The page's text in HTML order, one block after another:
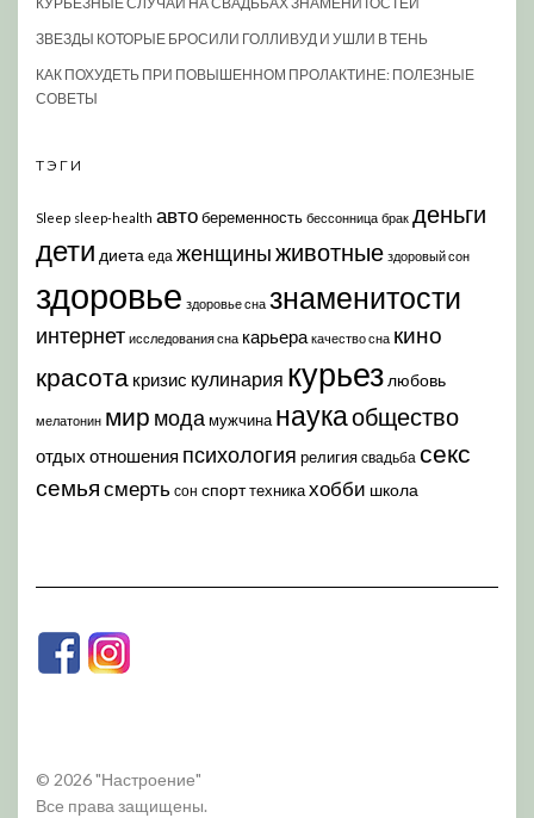
ЗВЕЗДЫ КОТОРЫЕ БРОСИЛИ ГОЛЛИВУД И УШЛИ В ТЕНЬ
КАК ПОХУДЕТЬ ПРИ ПОВЫШЕННОМ ПРОЛАКТИНЕ: ПОЛЕЗНЫЕ
СОВЕТЫ
ТЭГИ
Sleep sleep-health автобеременность бессонница брак деньги
дети диета еда женщиныживотные здоровый сон
здоровье здоровье сна знаменитости
интернет исследования сна карьера качество сна кино
красота кризис кулинария курьез любовь
мелатонин мир модамужчина наукаобщество
отдых отношения психология религия свадьба секс
семья смерть сон спорттехникахобби школа
© 2026 "Настроение"
Все права защищены.